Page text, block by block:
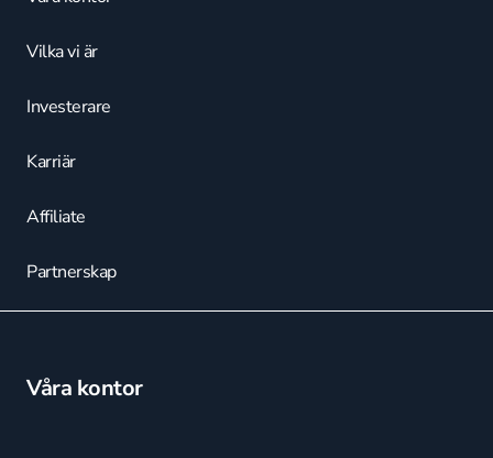
Vilka vi är
Investerare
Karriär
Affiliate
Partnerskap
Våra kontor